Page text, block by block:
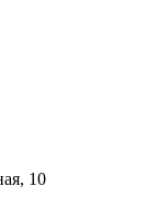
10